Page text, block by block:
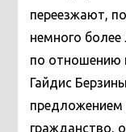
переезжают,
немного
по отношению
Гайдис
предложением
гражданство,